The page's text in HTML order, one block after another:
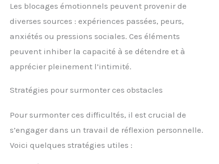
Les blocages émotionnels peuvent provenir de
diverses sources : expériences passées, peurs,
anxiétés ou pressions sociales. Ces éléments
peuvent inhiber la capacité à se détendre et à
apprécier pleinement l’intimité.
Stratégies pour surmonter ces obstacles
Pour surmonter ces difficultés, il est crucial de
s’engager dans un travail de réflexion personnelle.
Voici quelques stratégies utiles :